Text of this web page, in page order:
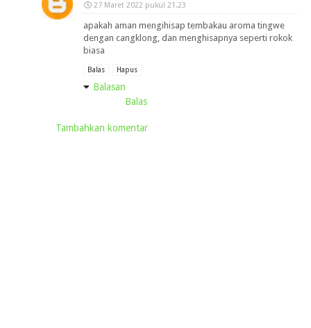
27 Maret 2022 pukul 21.23
apakah aman mengihisap tembakau aroma tingwe
dengan cangklong, dan menghisapnya seperti rokok
biasa
Balas Hapus
Balasan
Balas
Tambahkan komentar